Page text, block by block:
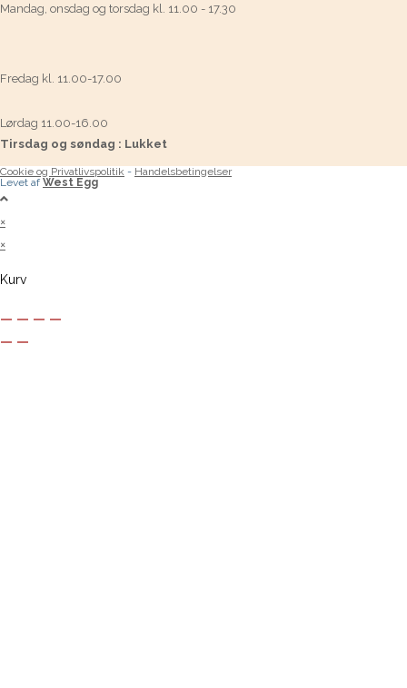
Mandag, onsdag og torsdag kl. 11.00 - 17.30
Fredag kl. 11.00-17.00
Lørdag 11.00-16.00
Tirsdag og søndag : Lukket
Cookie og Privatlivspolitik - Handelsbetingelser
Levet af West Egg
×
×
Kurv